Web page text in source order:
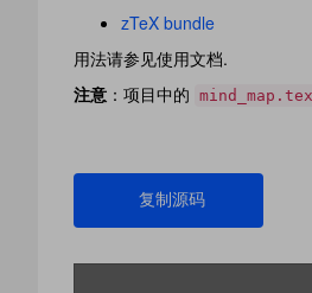
zTeX bundle
用法请参见使用文档.
注意 ：项目中的 mind_map.tex
复制源码